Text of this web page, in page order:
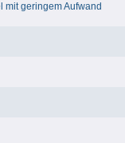
mit geringem Aufwand